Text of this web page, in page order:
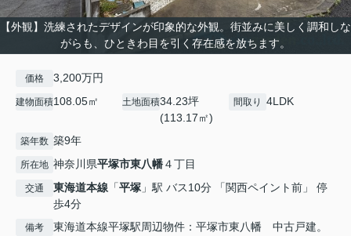
【外観】洗練されたデザインが印象的な外観。街並みに美しく調和しな
がらも、ひときわ目を引く存在感を放ちます。
価格 3,200万円
建物面積108.05㎡ 土地面積34.23坪
(113.17㎡)
間取り 4LDK
築年数 築9年
所在地 神奈川県平塚市東八幡４丁目
交通 東海道本線 「平塚 」駅 バス10分 「関西ペイント前」 停
歩4分
備考
東海道本線平塚駅周辺物件：平塚市東八幡 中古戸建。